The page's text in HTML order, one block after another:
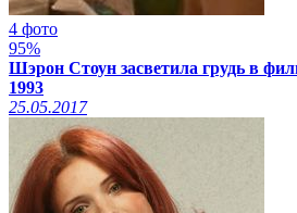
4 фото
95%
Шэрон Стоун засветила грудь в
1993
25.05.2017